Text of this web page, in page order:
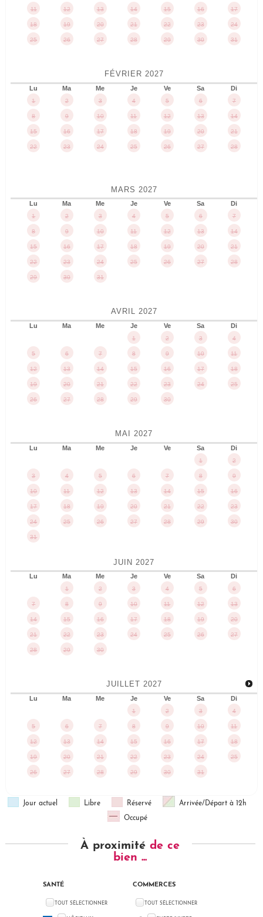
11 12 13 14 15 16 17
18 19 20 21 22 23 24
25 26 27 28 29 30 31
FÉVRIER 2027
Lu Ma Me Je Ve Sa Di
1 2 3 4 5 6 7
8 9 10 11 12 13 14
15 16 17 18 19 20 21
22 23 24 25 26 27 28
MARS 2027
Lu Ma Me Je Ve Sa Di
1 2 3 4 5 6 7
8 9 10 11 12 13 14
15 16 17 18 19 20 21
22 23 24 25 26 27 28
29 30 31
AVRIL 2027
Lu Ma Me Je Ve Sa Di
1 2 3 4
5 6 7 8 9 10 11
12 13 14 15 16 17 18
19 20 21 22 23 24 25
26 27 28 29 30
MAI 2027
Lu Ma Me Je Ve Sa Di
1 2
3 4 5 6 7 8 9
10 11 12 13 14 15 16
17 18 19 20 21 22 23
24 25 26 27 28 29 30
31
JUIN 2027
Lu Ma Me Je Ve Sa Di
1 2 3 4 5 6
7 8 9 10 11 12 13
14 15 16 17 18 19 20
21 22 23 24 25 26 27
28 29 30
JUILLET 2027
Lu Ma Me Je Ve Sa Di
1 2 3 4
5 6 7 8 9 10 11
12 13 14 15 16 17 18
19 20 21 22 23 24 25
26 27 28 29 30 31
Jour actuel Libre Réservé Arrivée/Départ à 12h
Occupé
À proximitéde ce
bien ...
SANTÉ
TOUT SÉLECTIONNER
COMMERCES
TOUT SÉLECTIONNER